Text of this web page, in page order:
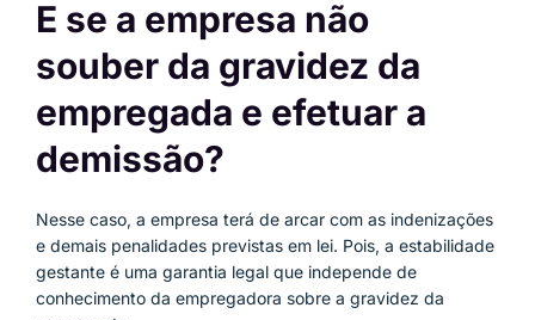
E se a empresa não
souber da gravidez da
empregada e efetuar a
demissão?
Nesse caso, a empresa terá de arcar com as indenizações
e demais penalidades previstas em lei. Pois, a estabilidade
gestante é uma garantia legal que independe de
conhecimento da empregadora sobre a gravidez da